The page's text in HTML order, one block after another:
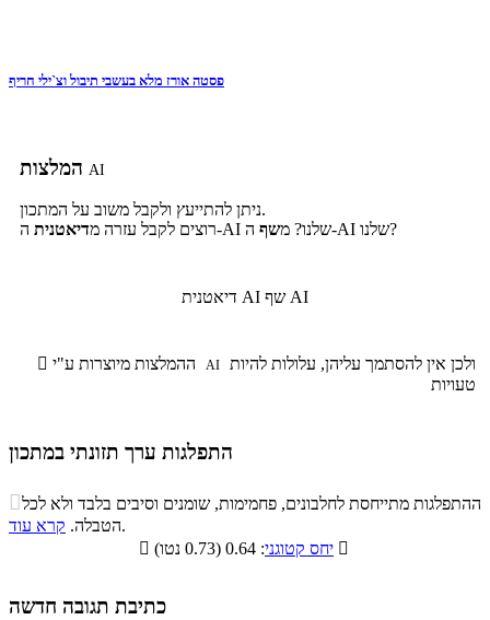
פסטה אורז מלא בעשבי תיבול וצ`ילי חריף
AI
ניתן להתייעץ ולקבל משוב על המתכון.
רוצים לקבל עזרה מדיאטנית ה-AI שלנו? משף ה-AI שלנו?
דיאטנית AI שף AI
 AI
טעויות
התפלגות ערך תזונתי במתכון
התפלגות ערך תזונתי במתכון
סיבים
תזונתיים
שומנים חלבונים
12.1% 44.5%
ההתפלגות מתייחסת לחלבונים, פחמימות, שומנים וסיבים בלבד ולא לכל
הטבלה. קרא עוד
.

יחס קטוגני 
כתיבת תגובה חדשה